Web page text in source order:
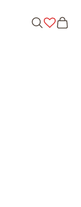
Suchen